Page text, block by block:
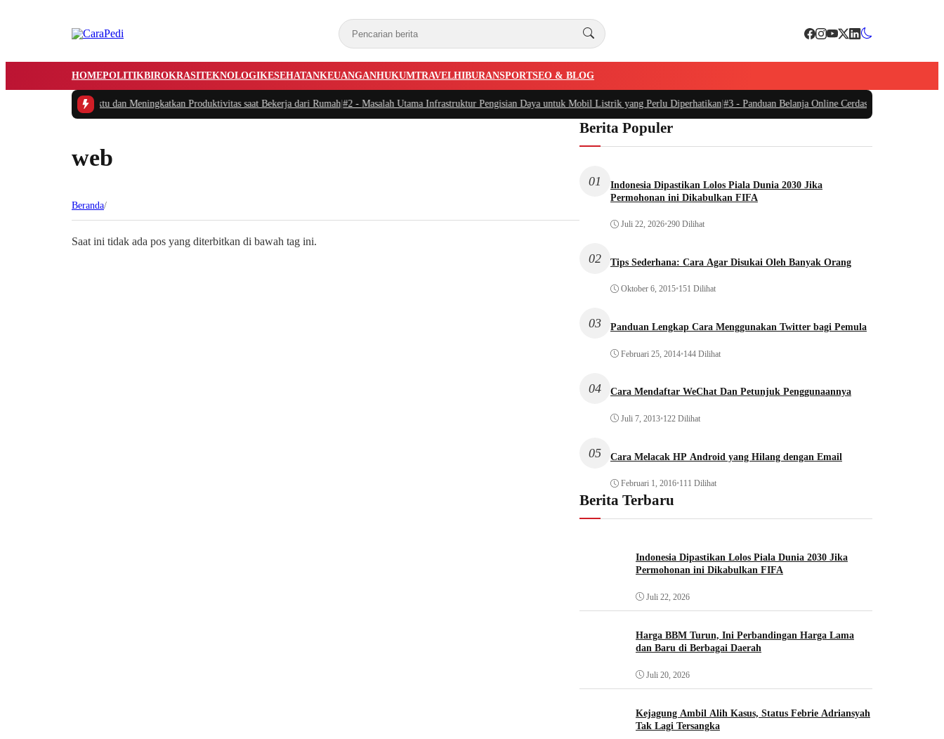
HOMEPOLITIKBIROKRASITEKNOLOGIKESEHATANKEUANGANHUKUMTRAVELHIBURANSPORTSEO & BLOG
Cerdas Mengatur Waktu dan Meningkatkan Produktivitas saat Bekerja dari Rumah|#2 -Masalah Utama Infrastruktur Pengisian Daya untuk Mobil Listrik yang Perlu Diperhatikan|#3 -Panduan Belanja Online Cerdas: Pilih Produk
web
Beranda/
Saat ini tidak ada pos yang diterbitkan di bawah tag ini.
Berita Populer
01
Indonesia Dipastikan Lolos Piala Dunia 2030 Jika
Permohonan ini Dikabulkan FIFA
Juli 22, 2026•290 Dilihat
02 Tips Sederhana: Cara Agar Disukai Oleh Banyak Orang
Oktober 6, 2015•151 Dilihat
03 Panduan Lengkap Cara Menggunakan Twitter bagi Pemula
Februari 25, 2014•144 Dilihat
04 Cara Mendaftar WeChat Dan Petunjuk Penggunaannya
Juli 7, 2013•122 Dilihat
05 Cara Melacak HP Android yang Hilang dengan Email
Februari 1, 2016•111 Dilihat
Berita Terbaru
Indonesia Dipastikan Lolos Piala Dunia 2030 Jika
Permohonan ini Dikabulkan FIFA
Juli 22, 2026
Harga BBM Turun, Ini Perbandingan Harga Lama
dan Baru di Berbagai Daerah
Juli 20, 2026
Kejagung Ambil Alih Kasus, Status Febrie Adriansyah
Tak Lagi Tersangka